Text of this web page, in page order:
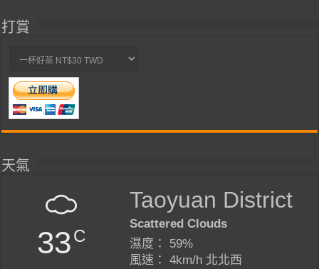
打賞
天氣
33C
Taoyuan District
Scattered Clouds
濕度： 59%
風速： 4km/h 北北西